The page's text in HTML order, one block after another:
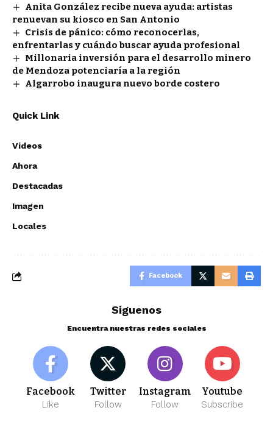
Anita González recibe nueva ayuda: artistas
renuevan su kiosco en San Antonio
Crisis de pánico: cómo reconocerlas,
enfrentarlas y cuándo buscar ayuda profesional
Millonaria inversión para el desarrollo minero
de Mendoza potenciaría a la región
Algarrobo inaugura nuevo borde costero
Quick Link
Videos
Ahora
Destacadas
Imagen
Locales
Facebook
Siguenos
Encuentra nuestras redes sociales
Facebook
Like
Twitter
Follow
Instagram
Follow
Youtube
Subscribe